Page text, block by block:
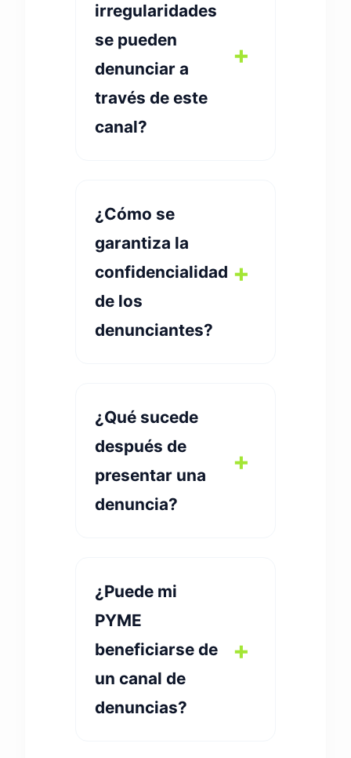
irregularidades
se pueden
denunciar a
través de este
canal?
¿Cómo se
garantiza la
confidencialidad
de los
denunciantes?
¿Qué sucede
después de
presentar una
denuncia?
¿Puede mi
PYME
beneficiarse de
un canal de
denuncias?